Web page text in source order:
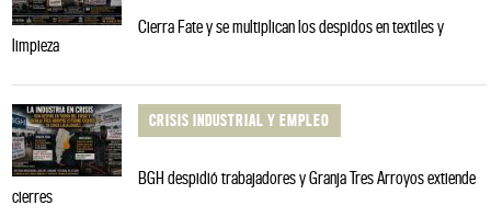
Cierra Fate y se multiplican los despidos en textiles y
limpieza
CRISIS INDUSTRIAL Y EMPLEO
BGH despidió trabajadores y Granja Tres Arroyos extiende
cierres